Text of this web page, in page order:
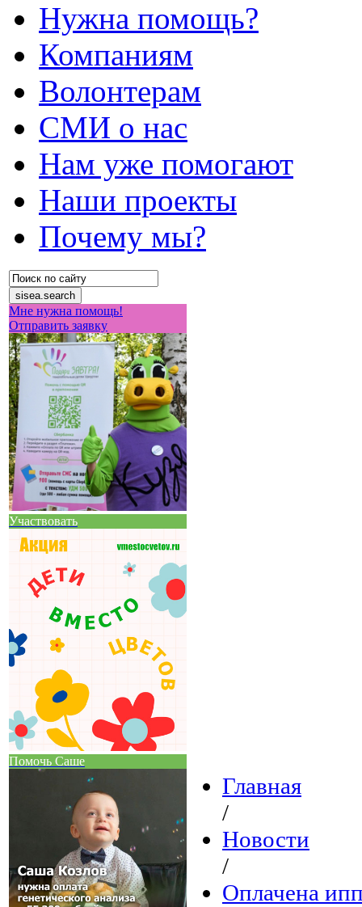
Нужна помощь?
Компаниям
Волонтерам
СМИ о нас
Нам уже помогают
Наши проекты
Почему мы?
Мне нужна помощь!
Отправить заявку
Участвовать
Помочь Саше
Главная
/
Новости
/
Оплачена